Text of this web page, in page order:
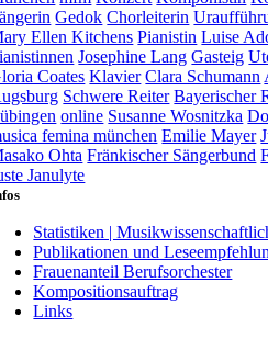
Gedok Chorleiterin
Ellen Kitchens Pianistin Luise
Josephine Lang Gasteig
Coates Klavier Clara Schumann
Schwere Reiter Bayerischer
online Susanne Wosnitzka
femina münchen Emilie Mayer
Ohta Fränkischer Sängerbund
Janulyte
Statistiken |
Publikationen und
Frauenanteil Berufsorchester
Kompositionsauftrag
Links